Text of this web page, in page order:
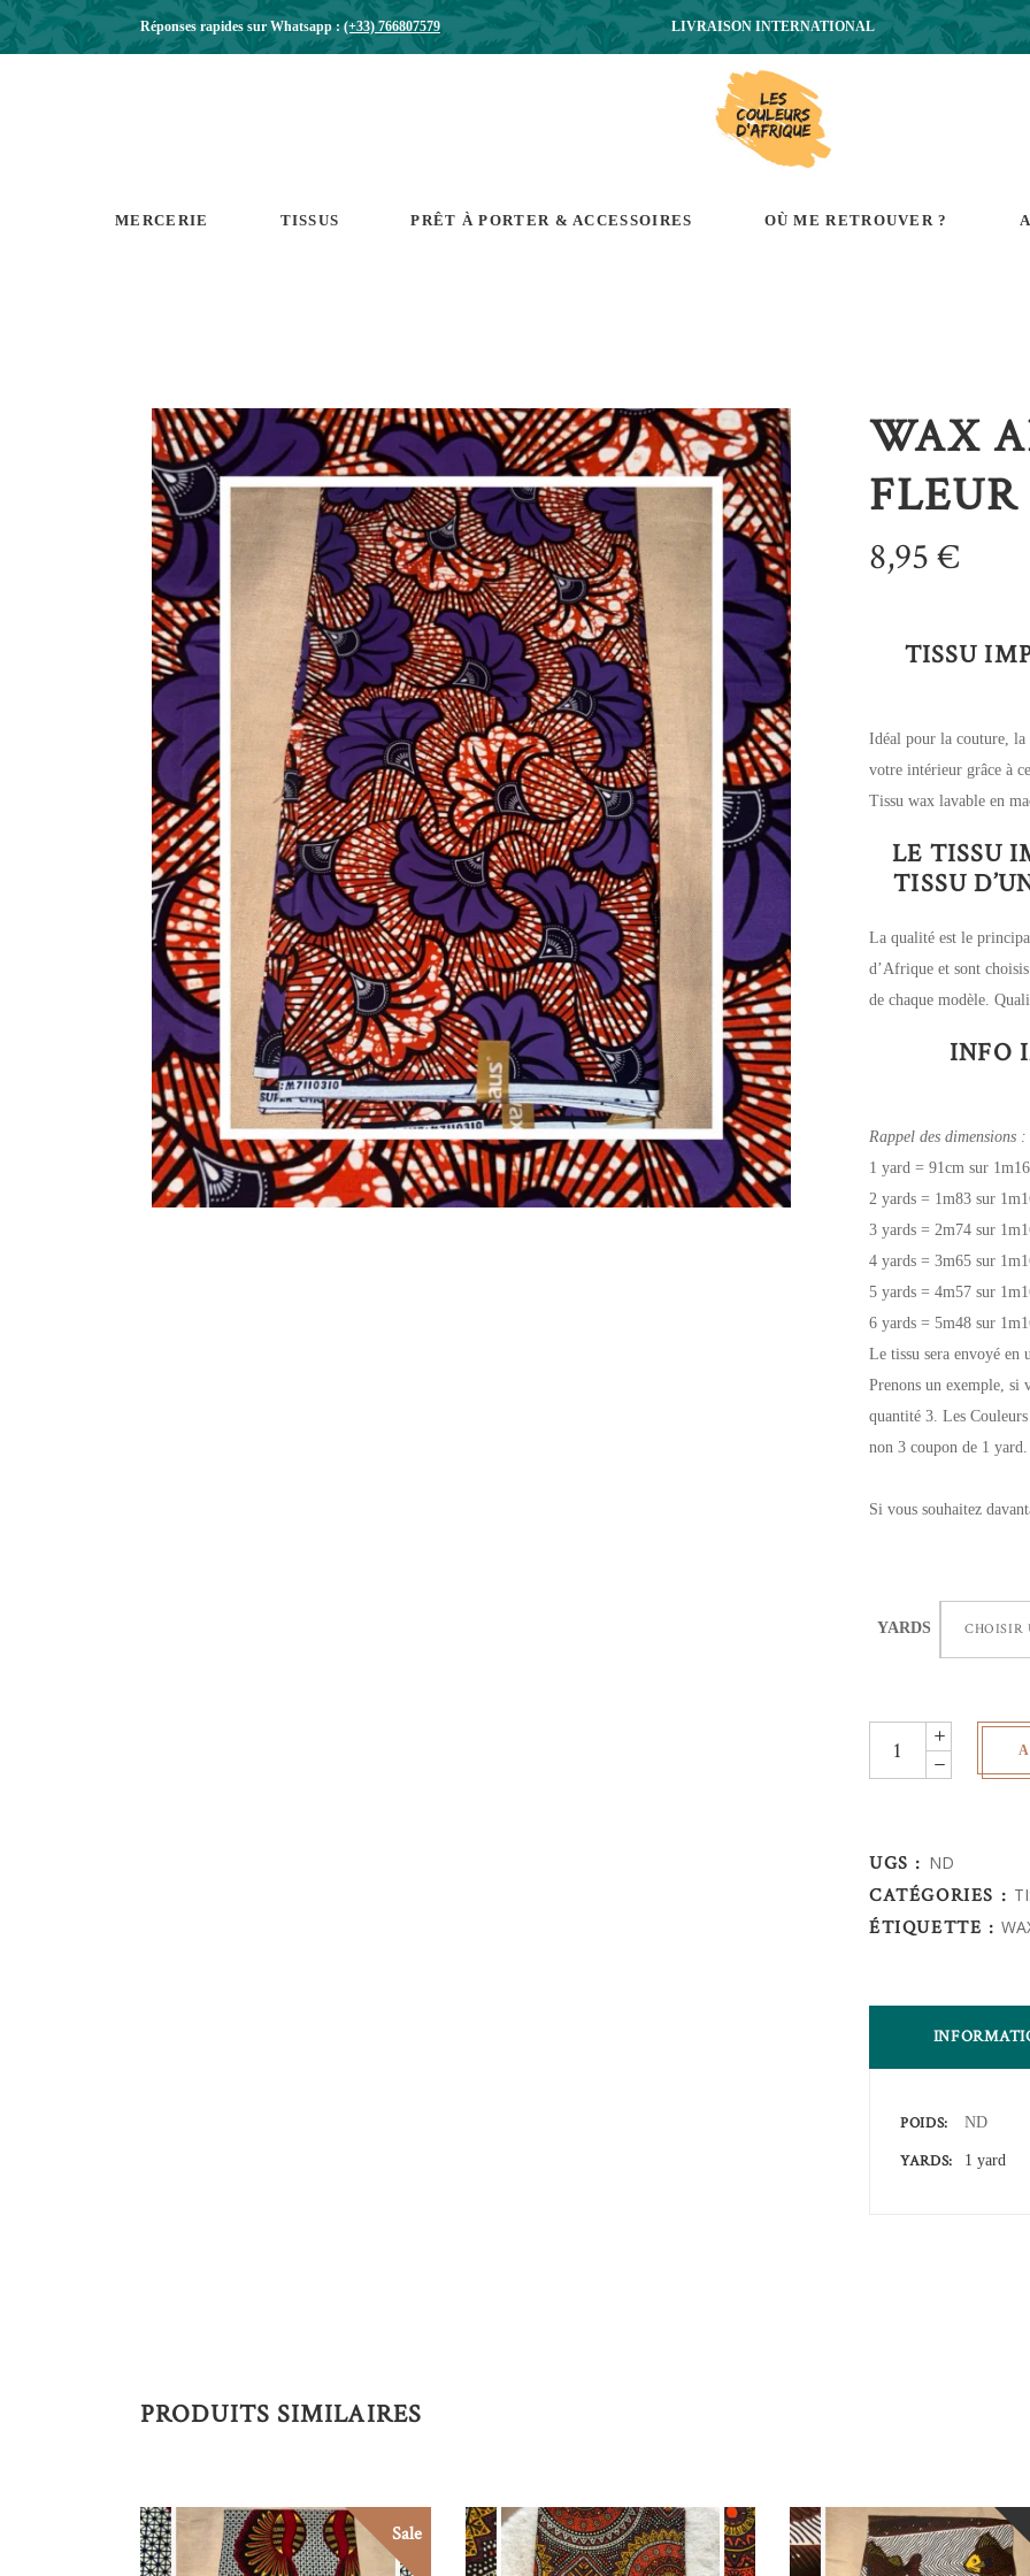
Réponses rapides sur Whatsapp :(+33) 766807579 LIVRAISON INTERNATIONAL
MERCERIE TISSUS PRÊT À PORTER & ACCESSOIRES OÙ ME RETROUVER ?
WAX
8,95€
TISSU
Idéal pour la couture, la
votre intérieur grâce à
Tissu wax lavable en
LE TISSU
TISSU
La qualité est le
d’Afrique et sont
de chaque modèle.
INFO
Rappel des dimensions :
1 yard = 91cm sur 1m16
2 yards = 1m83 sur
3 yards = 2m74 sur
4 yards = 3m65 sur
5 yards = 4m57 sur
6 yards = 5m48 sur
Le tissu sera envoyé en
Prenons un exemple, si
quantité 3. Les
non 3 coupon de 1 yard.
Si vous souhaitez
YARDS CHOISIR
de
mariage
quantity
UGS : ND
CATÉGORIES :
ÉTIQUETTE :
POIDS ND
YARDS 1 yard
PRODUITS SIMILAIRES
Sale